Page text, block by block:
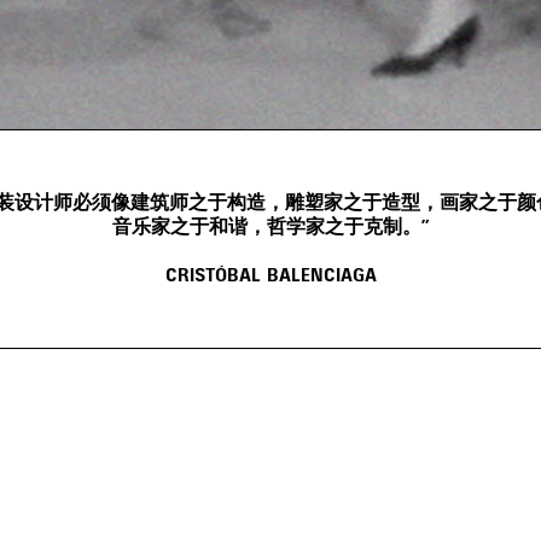
设计师必须像建筑师之于构造，雕塑家之于造型，画家之于颜
音乐家之于和谐，哲学家之于克制。”
CRISTÓBAL BALENCIAGA